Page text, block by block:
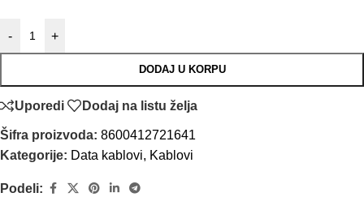
- +
DODAJ U KORPU
Uporedi Dodaj na listu želja
Šifra proizvoda: 8600412721641
Kategorije: Data kablovi, Kablovi
Podeli: